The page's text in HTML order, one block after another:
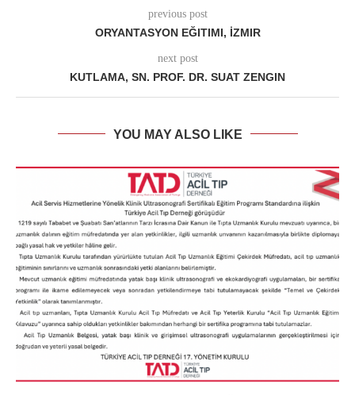
previous post
ORYANTASYON EĞITIMI, İZMIR
next post
KUTLAMA, SN. PROF. DR. SUAT ZENGIN
YOU MAY ALSO LIKE